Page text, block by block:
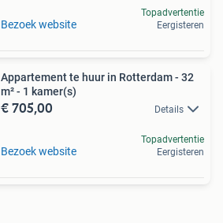
Bezoek website
Topadvertentie
Eergisteren
Appartement te huur in Rotterdam - 32
m² - 1 kamer(s)
€ 705,00 Details
Bezoek website
Topadvertentie
Eergisteren